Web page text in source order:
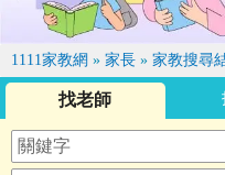
1111家教網 » 家長 » 家教搜尋
找老師